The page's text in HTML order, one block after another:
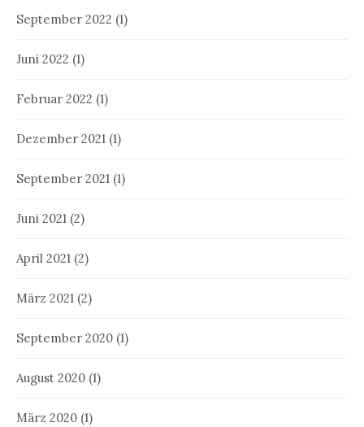
September 2022 (1)
Juni 2022 (1)
Februar 2022 (1)
Dezember 2021 (1)
September 2021 (1)
Juni 2021 (2)
April 2021 (2)
März 2021 (2)
September 2020 (1)
August 2020 (1)
März 2020 (1)